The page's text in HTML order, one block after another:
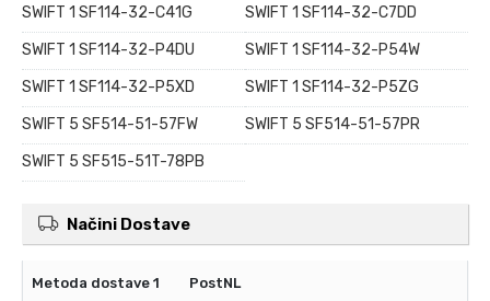
SWIFT 1 SF114-32-C41G
SWIFT 1 SF114-32-C7DD
SWIFT 1 SF114-32-P4DU
SWIFT 1 SF114-32-P54W
SWIFT 1 SF114-32-P5XD
SWIFT 1 SF114-32-P5ZG
SWIFT 5 SF514-51-57FW
SWIFT 5 SF514-51-57PR
SWIFT 5 SF515-51T-78PB
Načini Dostave
PostNL